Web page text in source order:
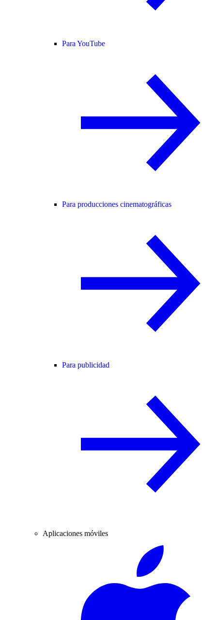
Para YouTube
Para producciones cinematográficas
Para publicidad
Aplicaciones móviles